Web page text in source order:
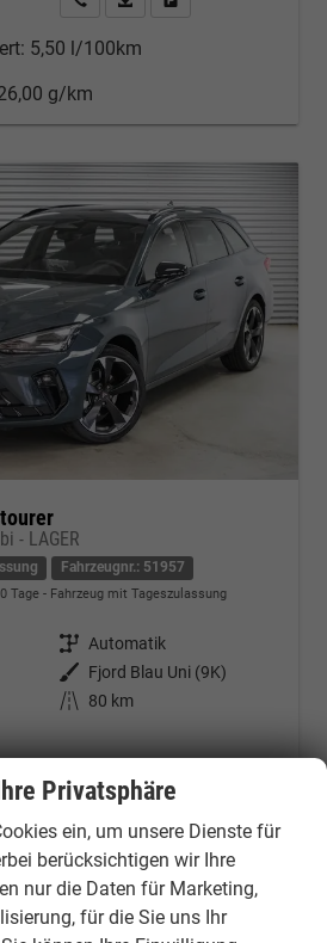
5,50 l/100km
g/km
- LAGER
Fahrzeugnr.: 51957
Tage Fahrzeug mit Tageszulassung
Getriebe Automatik
Außenfarbe
Fjord Blau Uni (9K)
Kilometerstand
80 km
Kontakt & Angebot anfordern
PDF-Datei, Fahrzeugexposé
5,50 l/100km
Privatsphäre
ein, um unsere Dienste für
berücksichtigen wir Ihre
nur die Daten für Marketing,
für die Sie uns Ihr